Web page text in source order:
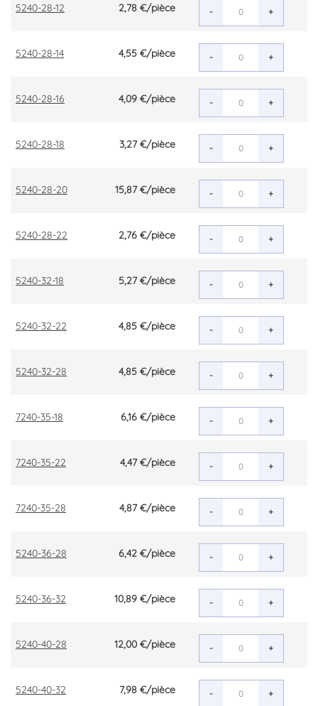
5240-28-12 2,78 €/pièce - +
5240-28-14 4,55 €/pièce - +
5240-28-16 4,09 €/pièce - +
5240-28-18 3,27 €/pièce - +
5240-28-20 15,87 €/pièce - +
5240-28-22 2,76 €/pièce - +
5240-32-18 5,27 €/pièce - +
5240-32-22 4,85 €/pièce - +
5240-32-28 4,85 €/pièce - +
7240-35-18 6,16 €/pièce - +
7240-35-22 4,47 €/pièce - +
7240-35-28 4,87 €/pièce - +
5240-36-28 6,42 €/pièce - +
5240-36-32 10,89 €/pièce - +
5240-40-28 12,00 €/pièce - +
5240-40-32 7,98 €/pièce - +